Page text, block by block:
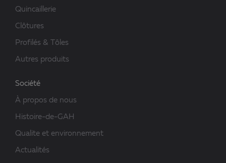
Quincaillerie
Clôtures
Profilés & Tôles
Autres produits
Société
À propos de nous
Histoire-de-GAH
Qualite et environnement
Actualités